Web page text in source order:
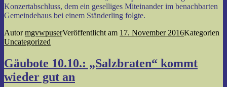
Konzertabschluss, dem ein geselliges Miteinander im benachbarten
Gemeindehaus bei einem Ständerling folgte.
AutormgvwpuserVeröffentlicht am 17. November 2016Kategorien
Uncategorized
Gäubote 10.10.: „Salzbraten“ kommt
wieder gut an